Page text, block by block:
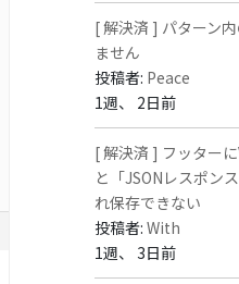
[ 解決済 ] パターン
ません
投稿者: Peace
1週、 2日前
[ 解決済 ] フッター
と「JSONレスポン
れ保存できない
投稿者:With
1週、 3日前